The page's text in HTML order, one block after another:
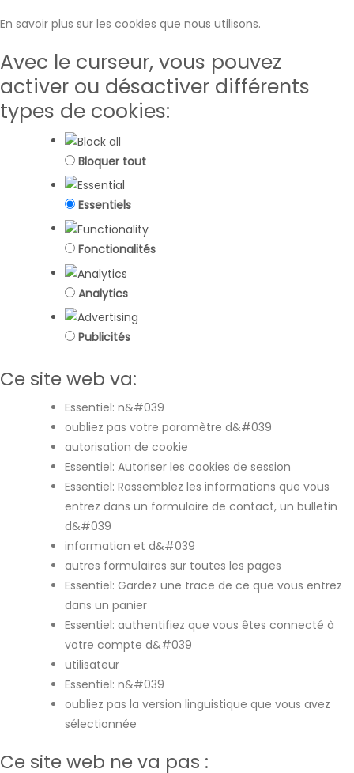
En savoir plus sur les cookies que nous utilisons.
Avec le curseur, vous pouvez
activer ou désactiver différents
types de cookies:
Bloquer tout
Essentiels
Fonctionalités
Analytics
Publicités
Ce site web va:
Essentiel: n&#039
oubliez pas votre paramètre d&#039
autorisation de cookie
Essentiel: Autoriser les cookies de session
Essentiel: Rassemblez les informations que vous
entrez dans un formulaire de contact, un bulletin
d&#039
information et d&#039
autres formulaires sur toutes les pages
Essentiel: Gardez une trace de ce que vous entrez
dans un panier
Essentiel: authentifiez que vous êtes connecté à
votre compte d&#039
utilisateur
Essentiel: n&#039
oubliez pas la version linguistique que vous avez
sélectionnée
Ce site web ne va pas :